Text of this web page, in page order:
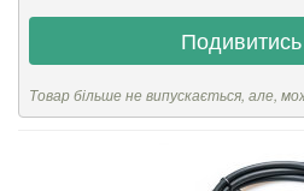
Подивитись
Товар більше не випускається, але,